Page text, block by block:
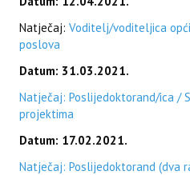
Natječaj: Voditelj/voditeljica
poslova
Datum: 31.03.2021.
Natječaj: Poslijedoktorand/ica /
projektima
Datum: 17.02.2021.
Natječaj: Poslijedoktorand (dva